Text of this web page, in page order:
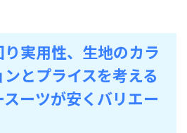
実用性、生地のカラ
とプライスを考える
ーツが安くバリエー